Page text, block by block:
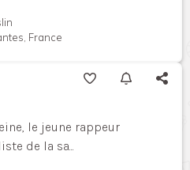
France
le jeune rappeur
de la sa...